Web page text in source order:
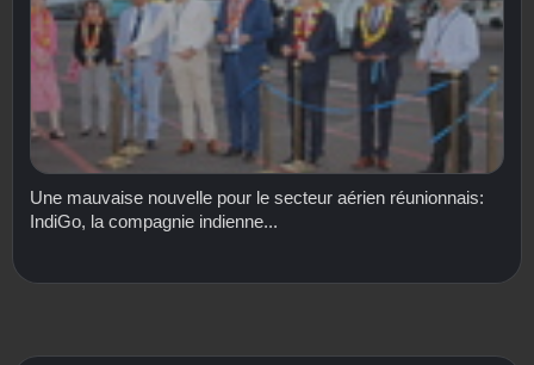
Une mauvaise nouvelle pour le secteur aérien réunionnais:
IndiGo, la compagnie indienne...